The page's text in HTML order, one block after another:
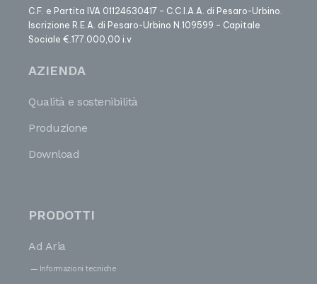
C.F. e Partita IVA 01124630417 – C.C.I.A.A. di Pesaro-Urbino.
Iscrizione R.E.A. di Pesaro-Urbino N.109599 – Capitale
Sociale €.177.000,00 i.v
AZIENDA
Qualità e sostenibilità
Produzione
Download
PRODOTTI
Ad Aria
Informazioni tecniche